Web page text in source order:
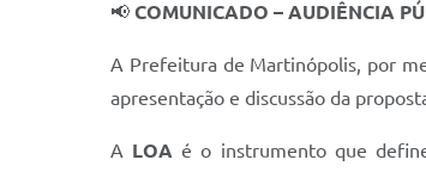
📢 COMUNICADO – AUDIÊNCIA
A Prefeitura de Martinópolis, por
apresentação e discussão da
A LOA é o instrumento que